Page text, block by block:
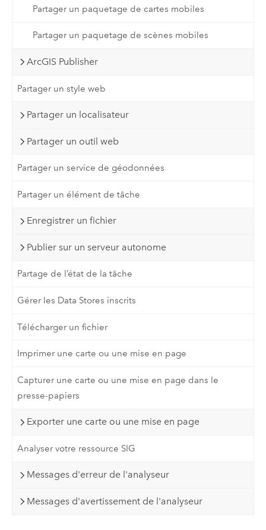
Partager un paquetage de cartes mobiles
Partager un paquetage de scènes mobiles
ArcGIS Publisher
Partager un style web
Partager un localisateur
Partager un outil web
Partager un service de géodonnées
Partager un élément de tâche
Enregistrer un fichier
Publier sur un serveur autonome
Partage de l’état de la tâche
Gérer les Data Stores inscrits
Télécharger un fichier
Imprimer une carte ou une mise en page
Capturer une carte ou une mise en page dans le
presse-papiers
Exporter une carte ou une mise en page
Analyser votre ressource SIG
Messages d'erreur de l'analyseur
Messages d'avertissement de l'analyseur